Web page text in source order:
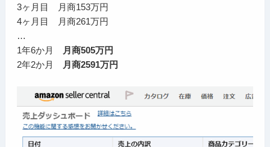
3ヶ月目 月商153万円
4ヶ月目 月商261万円
…
1年6か月
月商505万円
2年2か月
月商2591万円